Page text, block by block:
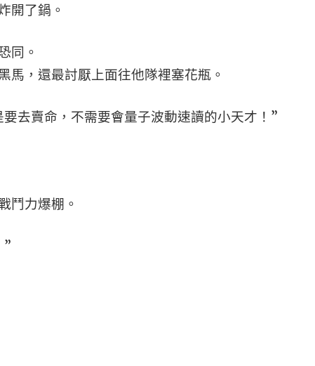
開了鍋。
同。
馬，還最討厭上面往他隊裡塞花瓶。
去賣命，不需要會量子波動速讀的小天才！”
鬥力爆棚。
”